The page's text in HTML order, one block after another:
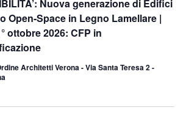
Nuova generazione di Edifici
Open-Space in Legno Lamellare |
ottobre 2026: CFP in
Architetti Verona - Via Santa Teresa 2 -